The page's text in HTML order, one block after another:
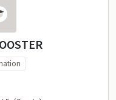
BOOSTER